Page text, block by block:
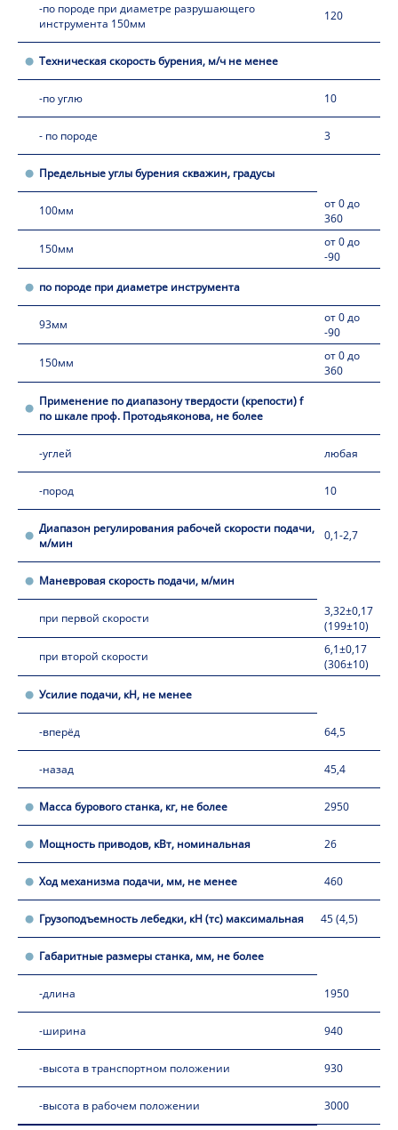
-по породе при диаметре разрушающего
инструмента 150мм
120
Техническая скорость бурения, м/ч не менее
-по углю 10
- по породе 3
Предельные углы бурения скважин, градусы
100мм
от 0 до
360
150мм
от 0 до
-90
по породе при диаметре инструмента
93мм
от 0 до
-90
150мм
от 0 до
360
Применение по диапазону твердости (крепости) f
по шкале проф. Протодьяконова, не более
-углей любая
-пород 10
Диапазон регулирования рабочей скорости подачи,
м/мин
0,1-2,7
Маневровая скорость подачи, м/мин
при первой скорости
3,32±0,17
(199±10)
при второй скорости
6,1±0,17
(306±10)
Усилие подачи, кН, не менее
-вперёд 64,5
-назад 45,4
Масса бурового станка, кг, не более 2950
Мощность приводов, кВт, номинальная 26
Ход механизма подачи, мм, не менее 460
Грузоподъемность лебедки, кН (тс) максимальная 45 (4,5)
Габаритные размеры станка, мм, не более
-длина 1950
-ширина 940
-высота в транспортном положении 930
-высота в рабочем положении 3000